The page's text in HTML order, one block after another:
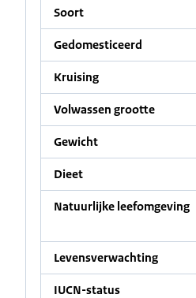
Soort
Gedomesticeerd
Kruising
Volwassen grootte
Gewicht
Dieet
Natuurlijke leefomgeving
Levensverwachting
IUCN-status